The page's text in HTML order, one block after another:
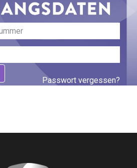
Passwort vergessen?